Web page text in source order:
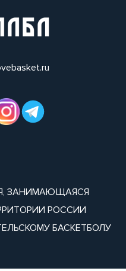
ЗАНИМАЮЩАЯСЯ
РОССИИ
БАСКЕТБОЛУ